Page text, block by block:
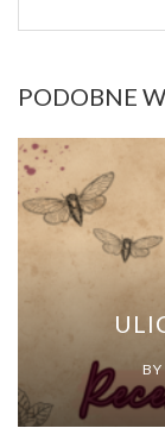
PODOBNE
BY